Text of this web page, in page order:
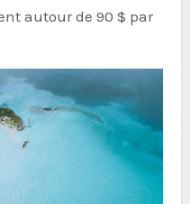
autour de 90 $ par